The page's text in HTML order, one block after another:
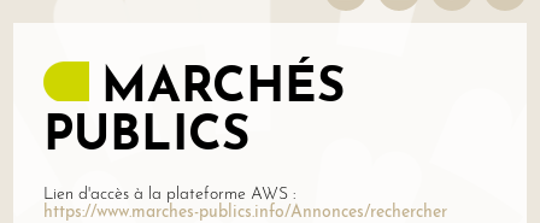
MARCHÉS
PUBLICS
Lien d'accès à la plateforme AWS :
https://www.marches-publics.info/Annonces/rechercher